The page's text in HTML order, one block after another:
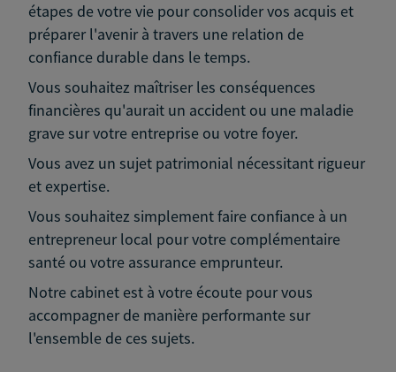
étapes de votre vie pour consolider vos acquis et
préparer l'avenir à travers une relation de
confiance durable dans le temps.
Vous souhaitez maîtriser les conséquences
financières qu'aurait un accident ou une maladie
grave sur votre entreprise ou votre foyer.
Vous avez un sujet patrimonial nécessitant rigueur
et expertise.
Vous souhaitez simplement faire confiance à un
entrepreneur local pour votre complémentaire
santé ou votre assurance emprunteur.
Notre cabinet est à votre écoute pour vous
accompagner de manière performante sur
l'ensemble de ces sujets.